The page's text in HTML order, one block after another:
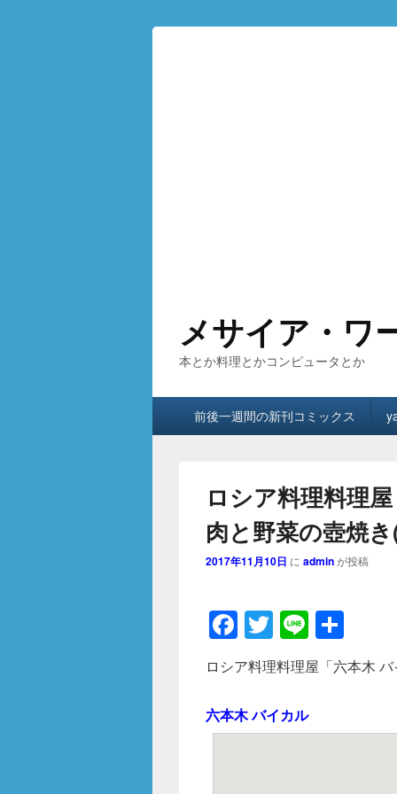
メサイア・ワ
本とか料理とかコンピュータとか
前後一週間の新刊コミックス
ロシア料理料理
肉と野菜の壺焼
2017年11月10日 に adminが投稿
F
a
c
e
b
T
wi
tt
er
Li
n
e
有
ロシア料理料理屋「六本木
六本木 バイカル